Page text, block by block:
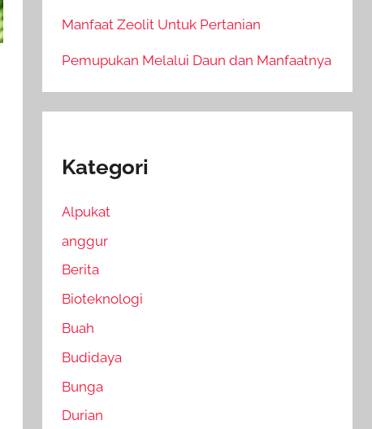
Manfaat Zeolit Untuk Pertanian
Pemupukan Melalui Daun dan Manfaatnya
Kategori
Alpukat
anggur
Berita
Bioteknologi
Buah
Budidaya
Bunga
Durian